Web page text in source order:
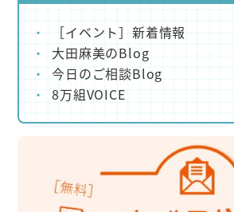
［イベント］新着情報
大田麻美のBlog
今日のご相談Blog
8万組VOICE